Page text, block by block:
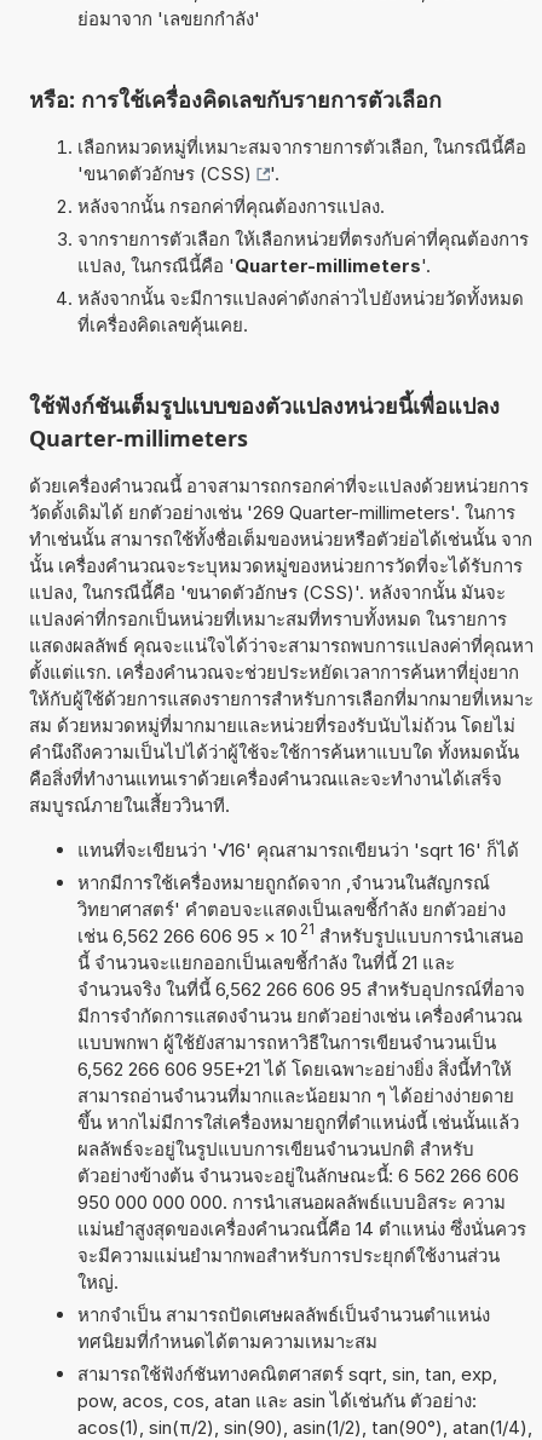
ย่อมาจาก 'เลขยกกำลัง'
หรือ: การใช้เครื่องคิดเลขกับรายการตัวเลือก
เลือกหมวดหมู่ที่เหมาะสมจากรายการตัวเลือก, ในกรณีนี้คือ
'ขนาดตัวอักษร (CSS)
'.
หลังจากนั้น กรอกค่าที่คุณต้องการแปลง.
จากรายการตัวเลือก ให้เลือกหน่วยที่ตรงกับค่าที่คุณต้องการ
แปลง, ในกรณีนี้คือ 'Quarter-millimeters'.
หลังจากนั้น จะมีการแปลงค่าดังกล่าวไปยังหน่วยวัดทั้งหมด
ที่เครื่องคิดเลขคุ้นเคย.
ใช้ฟังก์ชันเต็มรูปแบบของตัวแปลงหน่วยนี้เพื่อแปลง
Quarter-millimeters
ด้วยเครื่องคำนวณนี้ อาจสามารถกรอกค่าที่จะแปลงด้วยหน่วยการ
วัดดั้งเดิมได้ ยกตัวอย่างเช่น '269 Quarter-millimeters'. ในการ
ทำเช่นนั้น สามารถใช้ทั้งชื่อเต็มของหน่วยหรือตัวย่อได้เช่นนั้น จาก
นั้น เครื่องคำนวณจะระบุหมวดหมู่ของหน่วยการวัดที่จะได้รับการ
แปลง, ในกรณีนี้คือ 'ขนาดตัวอักษร (CSS)'. หลังจากนั้น มันจะ
แปลงค่าที่กรอกเป็นหน่วยที่เหมาะสมที่ทราบทั้งหมด ในรายการ
แสดงผลลัพธ์ คุณจะแน่ใจได้ว่าจะสามารถพบการแปลงค่าที่คุณหา
ตั้งแต่แรก. เครื่องคำนวณจะช่วยประหยัดเวลาการค้นหาที่ยุ่งยาก
ให้กับผู้ใช้ด้วยการแสดงรายการสำหรับการเลือกที่มากมายที่เหมาะ
สม ด้วยหมวดหมู่ที่มากมายและหน่วยที่รองรับนับไม่ถ้วน โดยไม่
คำนึงถึงความเป็นไปได้ว่าผู้ใช้จะใช้การค้นหาแบบใด ทั้งหมดนั้น
คือสิ่งที่ทำงานแทนเราด้วยเครื่องคำนวณและจะทำงานได้เสร็จ
สมบูรณ์ภายในเสี้ยววินาที.
แทนที่จะเขียนว่า '√16' คุณสามารถเขียนว่า 'sqrt 16' ก็ได้
หากมีการใช้เครื่องหมายถูกถัดจาก ,จำนวนในสัญกรณ์
วิทยาศาสตร์' คำตอบจะแสดงเป็นเลขชี้กำลัง ยกตัวอย่าง
เช่น 6,562 266 606 95 × 10 21 สำหรับรูปแบบการนำเสนอ
นี้ จำนวนจะแยกออกเป็นเลขชี้กำลัง ในที่นี้ 21 และ
จำนวนจริง ในที่นี้ 6,562 266 606 95 สำหรับอุปกรณ์ที่อาจ
มีการจำกัดการแสดงจำนวน ยกตัวอย่างเช่น เครื่องคำนวณ
แบบพกพา ผู้ใช้ยังสามารถหาวิธีในการเขียนจำนวนเป็น
6,562 266 606 95E+21 ได้ โดยเฉพาะอย่างยิ่ง สิ่งนี้ทำให้
สามารถอ่านจำนวนที่มากและน้อยมาก ๆ ได้อย่างง่ายดาย
ขึ้น หากไม่มีการใส่เครื่องหมายถูกที่ตำแหน่งนี้ เช่นนั้นแล้ว
ผลลัพธ์จะอยู่ในรูปแบบการเขียนจำนวนปกติ สำหรับ
ตัวอย่างข้างต้น จำนวนจะอยู่ในลักษณะนี้: 6 562 266 606
950 000 000 000. การนำเสนอผลลัพธ์แบบอิสระ ความ
แม่นยำสูงสุดของเครื่องคำนวณนี้คือ 14 ตำแหน่ง ซึ่งนั่นควร
จะมีความแม่นยำมากพอสำหรับการประยุกต์ใช้งานส่วน
ใหญ่.
หากจำเป็น สามารถปัดเศษผลลัพธ์เป็นจำนวนตำแหน่ง
ทศนิยมที่กำหนดได้ตามความเหมาะสม
สามารถใช้ฟังก์ชันทางคณิตศาสตร์ sqrt, sin, tan, exp,
pow, acos, cos, atan และ asin ได้เช่นกัน ตัวอย่าง:
acos(1), sin(π/2), sin(90), asin(1/2), tan(90°), atan(1/4),